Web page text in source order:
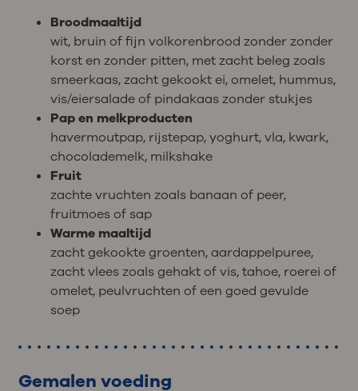
Broodmaaltijd
wit, bruin of fijn volkorenbrood zonder zonder
korst en zonder pitten, met zacht beleg zoals
smeerkaas, zacht gekookt ei, omelet, hummus,
vis/eiersalade of pindakaas zonder stukjes
Pap en melkproducten
havermoutpap, rijstepap, yoghurt, vla, kwark,
chocolademelk, milkshake
Fruit
zachte vruchten zoals banaan of peer,
fruitmoes of sap
Warme maaltijd
zacht gekookte groenten, aardappelpuree,
zacht vlees zoals gehakt of vis, tahoe, roerei of
omelet, peulvruchten of een goed gevulde
soep
Gemalen voeding